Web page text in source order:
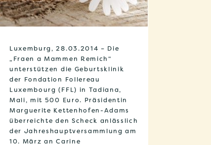
Luxemburg, 28.03.2014 – Die
„Fraen a Mammen Remich“
unterstützen die Geburtsklinik
der Fondation Follereau
Luxembourg (FFL) in Tadiana,
Mali, mit 500 Euro. Präsidentin
Marguerite Kettenhofen-Adams
überreichte den Scheck anlässlich
der Jahreshauptversammlung am
10. März an Carine